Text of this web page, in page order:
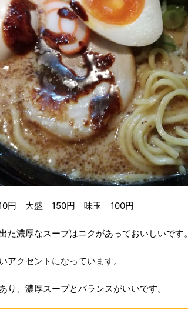
円 大盛 150円 味玉 100円
た濃厚なスープはコクがあっておいしいです。
アクセントになっています。
り、濃厚スープとバランスがいいです。